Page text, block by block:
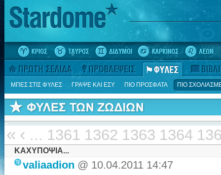
ΜΠΕΣ ΣΤΙΣ ΦΥΛΕΣ ΓΡΑΨΕ ΚΑΙ ΕΣΥ ΠΙΟ ΠΡΟΣΦΑΤΑ ΠΙΟ
« ‹ ... 1361 1362 1363 1364
ΚΑΧΥΠΟΨΙΑ...
valiaadion @ 10.04.2011 14:47